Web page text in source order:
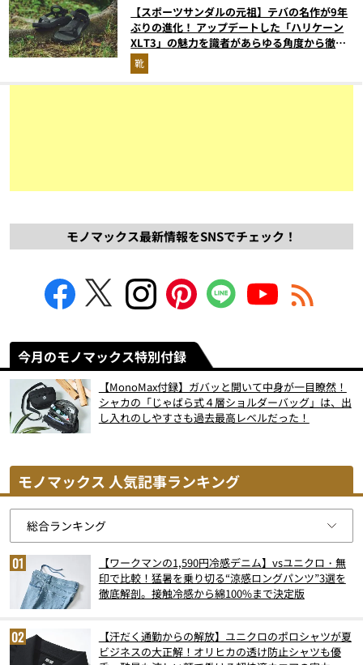
【スポーツサンダルの元祖】テバの名作が9年
ぶりの進化！ アップデートした「ハリケーン
XLT3」の魅力を識者があらゆる角度から徹底
解説！
靴
モノマックス最新情報をSNSでチェック！
今月のモノマックス特別付録
【MonoMax付録】ガバッと開いて中身が一目瞭然！
シャカの「じゃばら式４層ショルダーバッグ」は、出
し入れのしやすさも過去最高レベルだった！
モノマックス 人気記事ランキング
【ワークマンの1,590円冷感デニム】vsユニクロ・無
印で比較！猛暑を乗り切る“涼感ロングパンツ”3選を
徹底解剖。接触冷感から綿100%まで決定版
【汗だく通勤からの解放】ユニクロのポロシャツが夏
ビジネスの大正解！オリヒカの透け防止シャツも優